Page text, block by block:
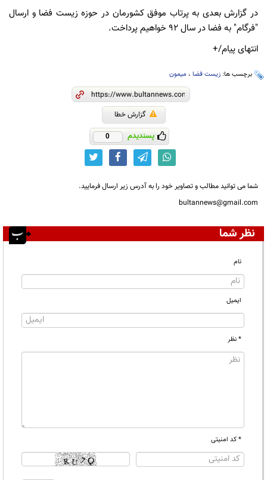
در گزارش‌ بعدی به پرتاب‌ موفق کشورمان در حوزه زیست فضا و ارسال
"فرگام" به فضا در سال 92 خواهیم پرداخت.
انتهای پیام/+
برچسب ها: زیست فضا ، میمون
گزارش خطا
پسندیدم 0
شما می توانید مطالب و تصاویر خود را به آدرس زیر ارسال فرمایید.
bultannews@gmail.com
نظر شما
نام
ایمیل
* نظر
* کد امنیتی